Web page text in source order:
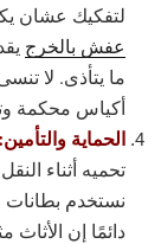
لتفكيك عشان
عفش بالخرج
ما يتأذى. لا
أكياس محكمة
الحماية والتأمين:
تحميه أثناء
نستخدم بطانات
دائمًا إن